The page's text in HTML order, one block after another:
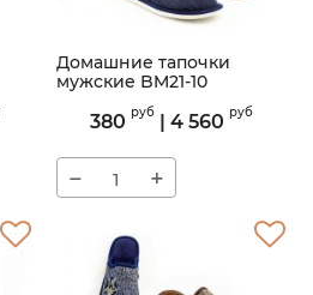
Домашние тапочки
мужские BM21-10
BM21-10
380 руб| 4 560 руб
− +